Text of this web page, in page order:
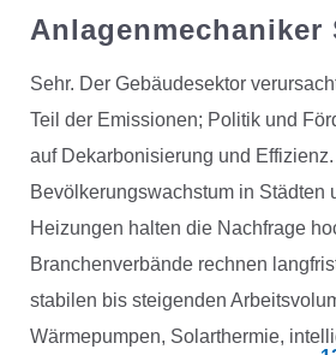
Anlagenmechaniker
Sehr. Der Gebäudesektor
Teil der Emissionen; Politik und
auf Dekarbonisierung und
Bevölkerungswachstum in Städten
Heizungen halten die Nachfrage
Branchenverbände rechnen
stabilen bis steigenden
Wärmepumpen, Solarthermie,